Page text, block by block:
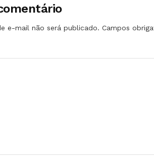
e-mail não será publicado. Campos